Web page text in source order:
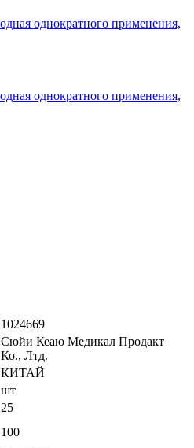
1024669
Сюйи Кеаю Медикал Продакт
Ко., Лтд.
КИТАЙ
шт
25
100